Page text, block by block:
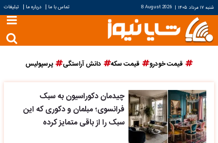
شنبه ۱۷ مرداد ۱۴۰۵ |
8 August 2026 تماس با ما | درباره ما | تبلیغات
قیمت خودرو قیمت سکه دانش آراستگی پرسپولیس
چیدمان دکوراسیون به سبک
فرانسوی؛ مبلمان و دکوری که این
سبک را از باقی متمایز کرده